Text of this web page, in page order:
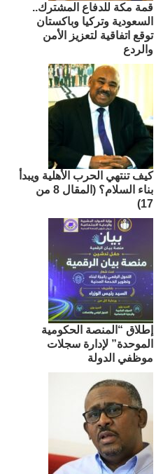
قمة مكة للدفاع المشترك..
السعودية وتركيا وباكستان
توقع اتفاقية لتعزيز الأمن
والردع
كيف تنتهي الحرب الأهلية ويبدأ
بناء السلام؟ (المقال 8 من
17)
إطلاق “المنصة الحكومية
الموحدة” لإدارة سجلات
موظفي الدولة